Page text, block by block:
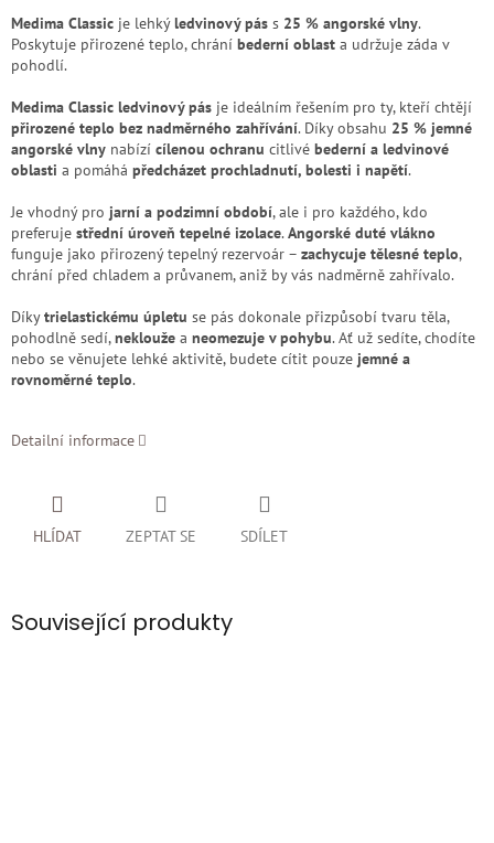
Medima Classic je lehkýledvinový pás s 25 % angorské vlny.
Poskytuje přirozené teplo, chrání bederní oblast a udržuje záda v
pohodlí.
Medima Classic ledvinový pás je ideálním řešením pro ty, kteří chtějí
přirozené teplo bez nadměrného zahřívání. Díky obsahu 25 % jemné
angorské vlny nabízí cílenou ochranu citlivé bederní a ledvinové
oblasti a pomáhá předcházet prochladnutí, bolesti i napětí.
Je vhodný pro jarní a podzimní období, ale i pro každého, kdo
preferuje střední úroveň tepelné izolace.Angorské duté vlákno
funguje jako přirozený tepelný rezervoár – zachycuje tělesné teplo,
chrání před chladem a průvanem, aniž by vás nadměrně zahřívalo.
Díkytrielastickému úpletu se pás dokonale přizpůsobí tvaru těla,
pohodlně sedí,neklouže a neomezuje v pohybu. Ať už sedíte, chodíte
nebo se věnujete lehké aktivitě, budete cítit pouze jemné a
rovnoměrné teplo.
Detailní informace
ZEPTAT SE
HLÍDAT SDÍLET
Související produkty